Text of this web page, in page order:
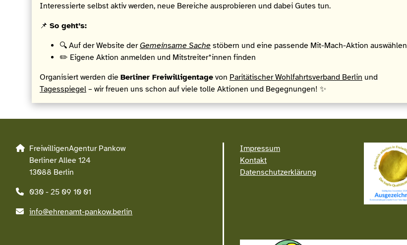
Interessierte selbst aktiv werden, neue Bereiche ausprobieren und dabei Gutes tun.
📌 So geht’s:
🔍 Auf der Website derGemeinsame Sache stöbern und eine passende Mit-Mach-Aktion auswählen
✏️ Eigene Aktion anmelden und Mitstreiter*innen finden
Organisiert werden die Berliner Freiwilligentage von Paritätischer Wohlfahrtsverband Berlin und
Tagesspiegel – wir freuen uns schon auf viele tolle Aktionen und Begegnungen! ✨
FreiwilligenAgentur Pankow
Berliner Allee 124
13088 Berlin
030 - 25 09 10 01
info@ehrenamt-pankow.berlin
Impressum
Kontakt
Datenschutzerklärung